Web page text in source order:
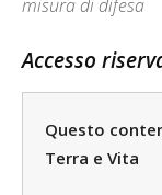
misura di difesa
Accesso
Questo
Terra e Vita